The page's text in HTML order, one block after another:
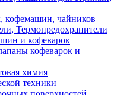
кофемашин, чайников
Термопредохранители
и кофеварок
кофеварок и
химия
техники